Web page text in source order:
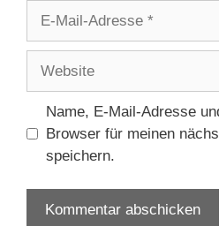
Adresse
Name, E-Mail-Adresse
Browser für meinen
speichern.